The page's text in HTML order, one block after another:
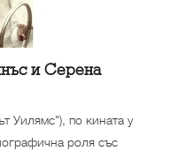
и Серена
Уилямс"), по кината у
роля със